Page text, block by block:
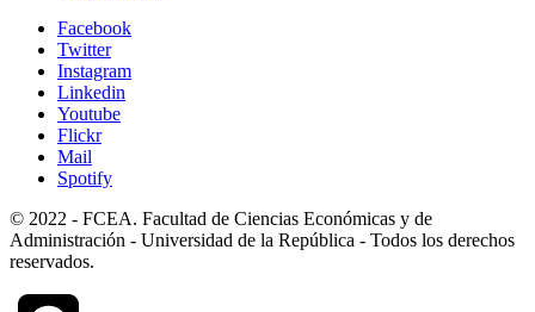
Facebook
Twitter
Instagram
Linkedin
Youtube
Flickr
Mail
Spotify
© 2022 - FCEA. Facultad de Ciencias Económicas y de
Administración - Universidad de la República - Todos los derechos
reservados.